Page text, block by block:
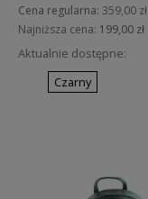
Cena regularna: 359,00 zł
Najniższa cena: 199,00 zł
Aktualnie dostępne:
Czarny